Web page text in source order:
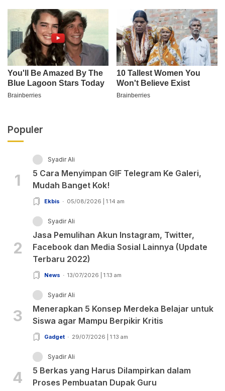
Populer
1
Syadir Ali
5 Cara Menyimpan GIF Telegram Ke Galeri,
Mudah Banget Kok!
Ekbis 05/08/2026 | 1:14 am
2
Syadir Ali
Jasa Pemulihan Akun Instagram, Twitter,
Facebook dan Media Sosial Lainnya (Update
Terbaru 2022)
News 13/07/2026 | 1:13 am
3
Syadir Ali
Menerapkan 5 Konsep Merdeka Belajar untuk
Siswa agar Mampu Berpikir Kritis
Gadget 29/07/2026 | 1:13 am
4
Syadir Ali
5 Berkas yang Harus Dilampirkan dalam
Proses Pembuatan Dupak Guru